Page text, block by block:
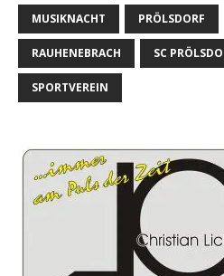
MUSIKNACHT PRÖLSDORF
RAUHENEBRACH SC
SPORTVEREIN